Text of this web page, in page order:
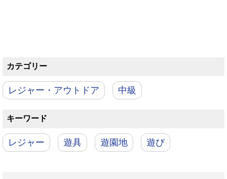
カテゴリー
レジャー・アウトドア 中級
キーワード
レジャー 遊具 遊園地 遊び